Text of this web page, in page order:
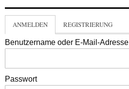
ANMELDEN REGISTRIERUNG
Benutzername oder E-Mail-Adresse
Passwort